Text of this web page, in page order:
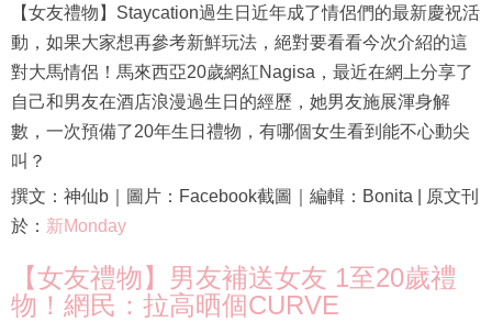
【女友禮物】Staycation過生日近年成了情侶們的最新慶祝活
動，如果大家想再參考新鮮玩法，絕對要看看今次介紹的這
對大馬情侶！馬來西亞20歲網紅Nagisa，最近在網上分享了
自己和男友在酒店浪漫過生日的經歷，她男友施展渾身解
數，一次預備了20年生日禮物，有哪個女生看到能不心動尖
叫？
撰文：神仙b｜圖片：Facebook截圖｜編輯：Bonita | 原文刊
於： 新Monday
【女友禮物】男友補送女友 1至20歲禮
物！網民：拉高晒個CURVE